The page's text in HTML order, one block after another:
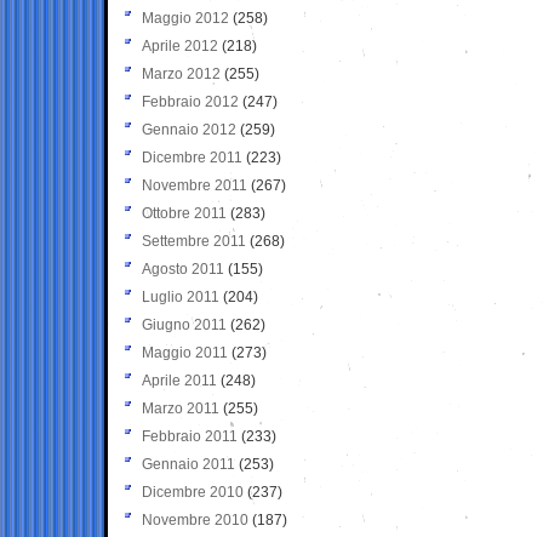
Maggio 2012 (258)
Aprile 2012 (218)
Marzo 2012 (255)
Febbraio 2012 (247)
Gennaio 2012 (259)
Dicembre 2011 (223)
Novembre 2011 (267)
Ottobre 2011 (283)
Settembre 2011 (268)
Agosto 2011 (155)
Luglio 2011 (204)
Giugno 2011 (262)
Maggio 2011 (273)
Aprile 2011 (248)
Marzo 2011 (255)
Febbraio 2011 (233)
Gennaio 2011 (253)
Dicembre 2010 (237)
Novembre 2010 (187)